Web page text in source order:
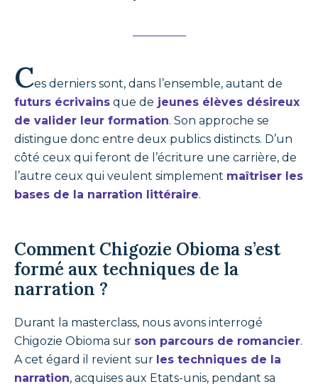
Ces derniers sont, dans l’ensemble, autant de
futurs écrivains que de jeunes élèves désireux
de valider leur formation. Son approche se
distingue donc entre deux publics distincts. D’un
côté ceux qui feront de l’écriture une carrière, de
l’autre ceux qui veulent simplement maîtriser les
bases de la narration littéraire.
Comment Chigozie Obioma s’est
formé aux techniques de la
narration ?
Durant la masterclass, nous avons interrogé
Chigozie Obioma sur son parcours de romancier.
A cet égard il revient sur les techniques de la
narration, acquises aux Etats-unis, pendant sa